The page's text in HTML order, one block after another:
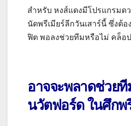
สำหรับ หงส์แดงมีโปรแกรมด
นัดพรีเมียร์ลีกวันเสาร์นี้ ซึ่งต้อ
ฟิต พอลงช่วยทีมหรือไม่ คล็อ
อาจจะพลาดช่วยที
นวัตฟอร์ด ในศึกพ